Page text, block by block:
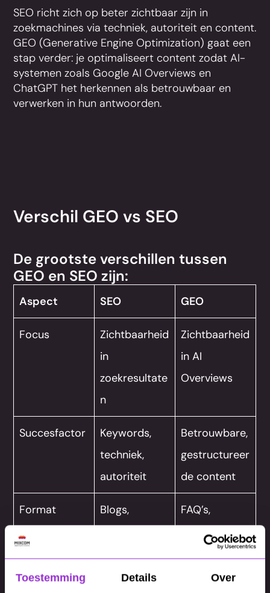
Toestemming Details Over
SEO richt zich op beter zichtbaar zijn in
zoekmachines via techniek, autoriteit en content.
GEO (Generative Engine Optimization) gaat een
stap verder: je optimaliseert content zodat AI-
systemen zoals Google AI Overviews en
ChatGPT het herkennen als betrouwbaar en
verwerken in hun antwoorden.
Verschil GEO vs SEO
De grootste verschillen tussen
GEO en SEO zijn:
Aspect SEO GEO
Focus
Zichtbaarheid
in
zoekresultate
n
Zichtbaarheid
in AI
Overviews
Succesfactor
Keywords,
techniek,
autoriteit
Betrouwbare,
gestructureer
de content
Format
Blogs,
longreads
FAQ’s,
bulletpoints,
duidelijke
koppen